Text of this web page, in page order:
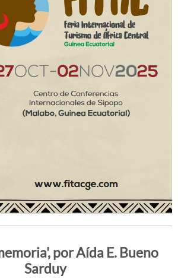
por Aída E. Bueno
Sarduy